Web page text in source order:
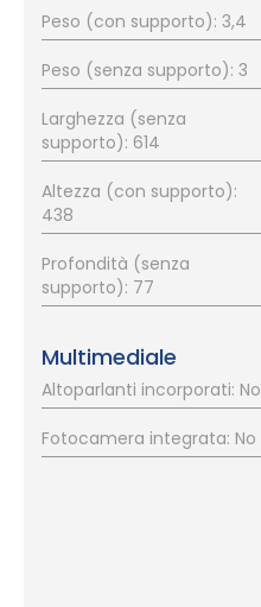
Peso (con supporto): 3,4
Peso (senza supporto): 3
Larghezza (senza
supporto): 614
Altezza (con supporto):
438
Profondità (senza
supporto): 77
Multimediale
Altoparlanti incorporati: No
Fotocamera integrata: No